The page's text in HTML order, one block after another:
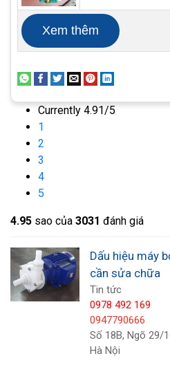
4. Quá nóng
Máy bơm bị tắc thường dẫn
như giảm lưu lượng. Nếu
nhiệt, điều này thường có
máy bơm đang bị hạn chế.
Các điểm rắc rối thường
điều sau đây:
Xem thêm
Currently 4.91/5
1
2
3
4
5
4.95 sao của 3031 đánh giá
Dấu hiệu máy
cần sửa chữa
Tin tức
0978 492 169
0947790666
Số 18B, Ngõ 29/
Hà Nội